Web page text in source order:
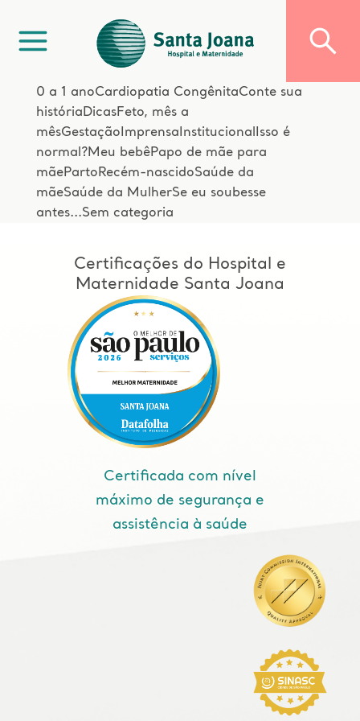
0 a 1 anoCardiopatia CongênitaConte sua
história DicasFeto, mês a
mêsGestação Imprensa Institucional
Isso é
normal?Meu bebêPapo de mãe para
mãeParto Recém-nascidoSaúde da
mãeSaúde da MulherSe eu soubesse
antes...Sem categoria
Certificações do Hospital e
Maternidade Santa Joana
Certificada com nível
máximo de segurança e
assistência à saúde